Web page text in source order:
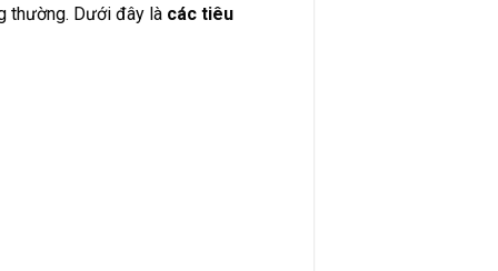
thường. Dưới đây là các tiêu